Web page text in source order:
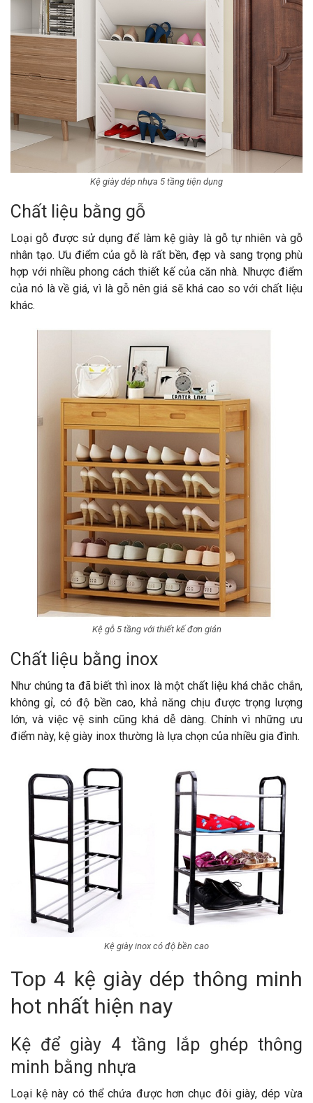
Kệ giày dép nhựa 5 tầng tiện dụng
Chất liệu bằng gỗ
Loại gỗ được sử dụng để làm kệ giày là gỗ tự nhiên và gỗ
nhân tạo. Ưu điểm của gỗ là rất bền, đẹp và sang trọng phù
hợp với nhiều phong cách thiết kế của căn nhà. Nhược điểm
của nó là về giá, vì là gỗ nên giá sẽ khá cao so với chất liệu
khác.
Kệ gỗ 5 tầng với thiết kế đơn giản
Chất liệu bằng inox
Như chúng ta đã biết thì inox là một chất liệu khá chắc chắn,
không gỉ, có độ bền cao, khả năng chịu được trọng lượng
lớn, và việc vệ sinh cũng khá dễ dàng. Chính vì những ưu
điểm này, kệ giày inox thường là lựa chọn của nhiều gia đình.
Kệ giày inox có độ bền cao
Top 4 kệ giày dép thông minh
hot nhất hiện nay
Kệ để giày 4 tầng lắp ghép thông
minh bằng nhựa
Loại kệ này có thể chứa được hơn chục đôi giày, dép vừa